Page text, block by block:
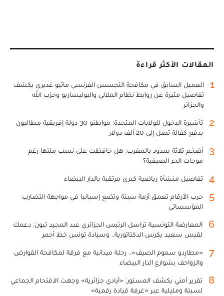
المقالات الأكثر قراءة
1
العميل السابق في مكافحة التجسس الفرنسي ماثيو غديري يكشف
تفاصيل مثيرة عن روابط نظام الملالي والبوليساريو وحزب الله
والجزائر
2
تأشيرة الدخول للولايات المتحدة: مواطنو 30 دولة إفريقية مطالبون
بدفع كفالة تصل إلى 20 ألف دولار
3
أضخم ثلاثة سدود بالمغرب: هل حافظت على نسب ملئها رغم
موجات الحر الصيفية؟
4 تفاصيل منشأة رياضية كبرى مرتقبة بالدار البيضاء
5
حرب الأرقام تعمق أزمة سبتة وتضع إسبانيا في مواجهة التضارب
المؤسساتي
6
المعارضة التونسية تراسل الرئيس الجزائري عبد المجيد تبون: دعمك
لقيس سعيد يكرس الدكتاتورية.. وسيادة تونس خط أحمر
7
«مطارِدو سموم الصيف».. رحلة ميدانية مع فرقة لمكافحة القوارض
والزواحف بشوارع الدار البيضاء
8
تقرير أمني يكشف المستور: «أيادي جزائرية» وجهت الاقتحام الجماعي
لسبتة ومليلية عبر «غرفة قيادة رقمية»